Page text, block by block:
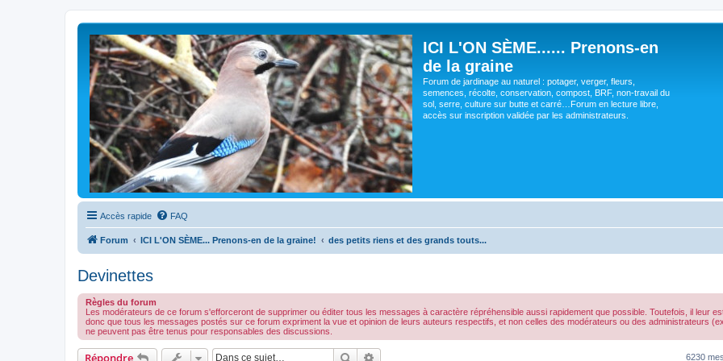
ICI L'ON SÈME...... Prenons-en
de la graine
Forum de jardinage au naturel : potager, verger, fleurs,
semences, récolte, conservation, compost, BRF, non-travail du
sol, serre, culture sur butte et carré…Forum en lecture libre,
accès sur inscription validée par les administrateurs.
Accès rapide FAQ
Forum ICI L'ON SÈME... Prenons-en de la graine! des petits riens et des grands touts...
Devinettes
Règles du forum
Les modérateurs de ce forum s'efforceront de supprimer ou éditer tous les messages à caractère répréhensible aussi rapidement que possible. Toutefois, il leur
donc que tous les messages postés sur ce forum expriment la vue et opinion de leurs auteurs respectifs, et non celles des modérateurs ou des administrateurs
ne peuvent pas être tenus pour responsables des discussions.
Répondre Rechercher 6230